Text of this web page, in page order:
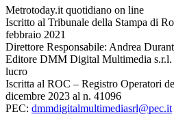
Metrotoday.it quotidiano on line
Iscritto al Tribunale della Stampa di
febbraio 2021
Direttore Responsabile: Andrea
Editore DMM Digital Multimedia s.r.l.
lucro
Iscritta al ROC – Registro Operatori
dicembre 2023 al n. 41096
PEC: dmmdigitalmultimediasrl@pec.it